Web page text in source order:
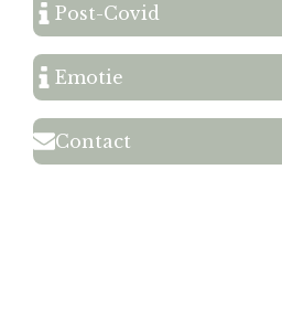
Post-Covid
Emotie
Contact